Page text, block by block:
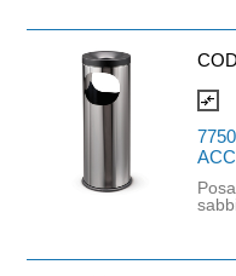
compare_arrows